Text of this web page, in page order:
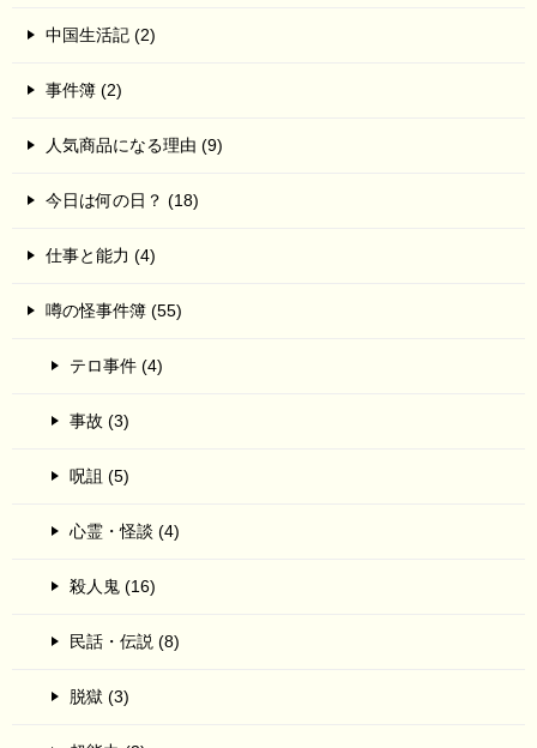
中国生活記 (2)
事件簿 (2)
人気商品になる理由 (9)
今日は何の日？ (18)
仕事と能力 (4)
噂の怪事件簿 (55)
テロ事件 (4)
事故 (3)
呪詛 (5)
心霊・怪談 (4)
殺人鬼 (16)
民話・伝説 (8)
脱獄 (3)